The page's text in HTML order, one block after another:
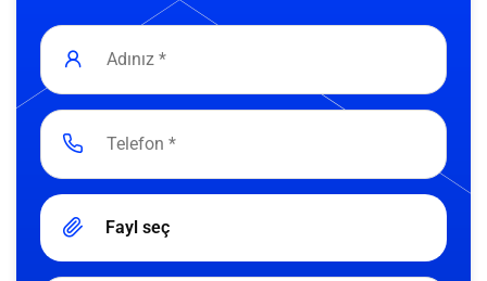
Fayl seç